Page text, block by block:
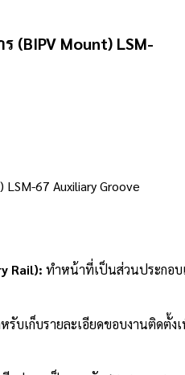
Mount) LSM-
67 Auxiliary Groove
Rail): ทำหน้าที่เป็นส่วนประกอบ
รับเก็บรายละเอียดขอบงานติดตั้ง